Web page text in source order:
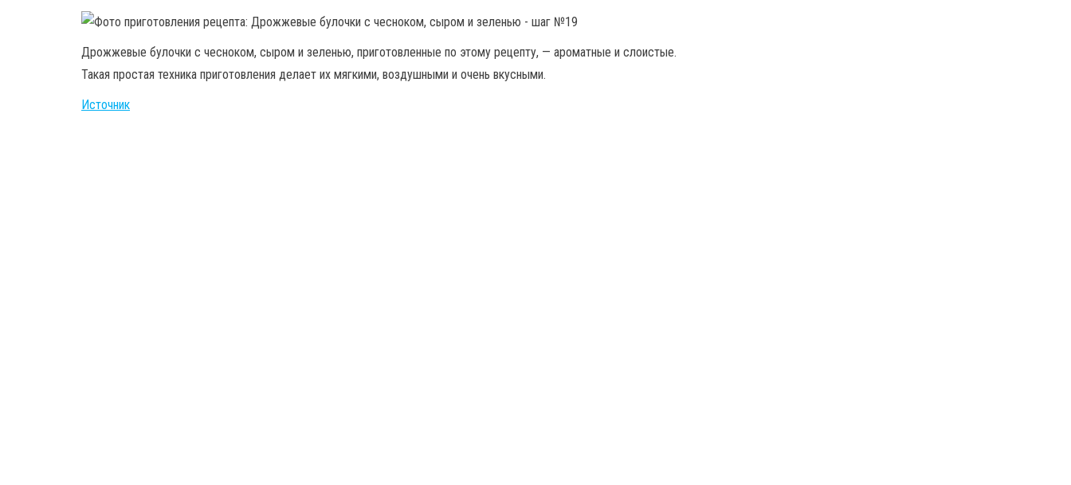
Дрожжевые булочки с чесноком, сыром и зеленью, приготовленные по этому рецепту, — ароматные и слоистые.
Такая простая техника приготовления делает их мягкими, воздушными и очень вкусными.
Источник